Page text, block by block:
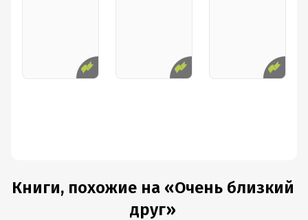
Книги, похожие на «Очень близкий
друг»